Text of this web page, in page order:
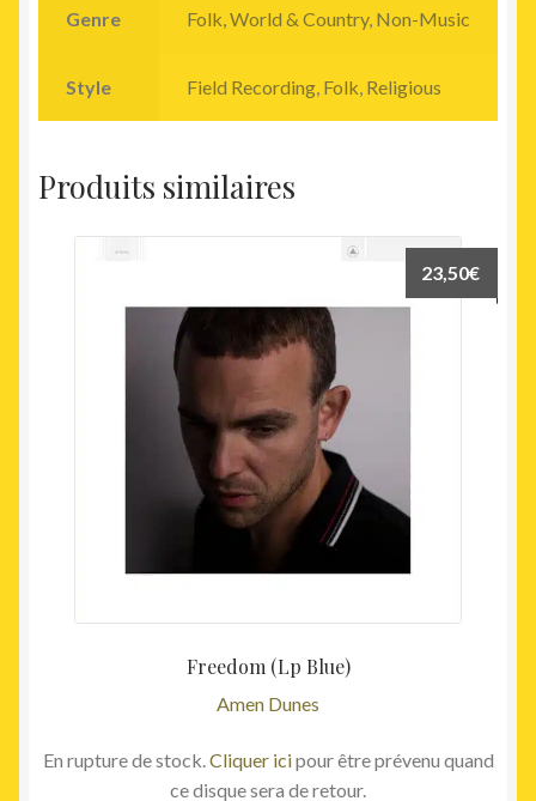
Genre Folk, World & Country, Non-Music
Style Field Recording, Folk, Religious
Produits similaires
Freedom (Lp Blue)
Amen Dunes
23,50€
En rupture de stock.Cliquer icipour être prévenu quand
ce disque sera de retour.